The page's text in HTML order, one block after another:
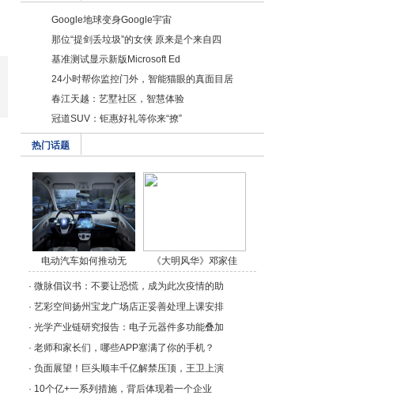
Google地球变身Google宇宙
那位“提剑丢垃圾”的女侠 原来是个来自四
基准测试显示新版Microsoft Ed
24小时帮你监控门外，智能猫眼的真面目居
春江天越：艺墅社区，智慧体验
冠道SUV：钜惠好礼等你来“撩”
热门话题
电动汽车如何推动无
人/a>
《大明风华》邓家佳
饰/a>
· 微脉倡议书：不要让恐慌，成为此次疫情的助
· 艺彩空间扬州宝龙广场店正妥善处理上课安排
· 光学产业链研究报告：电子元器件多功能叠加
· 老师和家长们，哪些APP塞满了你的手机？
· 负面展望！巨头顺丰千亿解禁压顶，王卫上演
· 10个亿+一系列措施，背后体现着一个企业